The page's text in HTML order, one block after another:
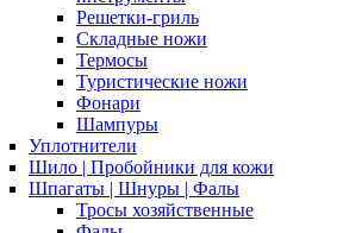
Решетки-гриль
Складные ножи
Термосы
Туристические ножи
Фонари
Шампуры
Уплотнители
Шило | Пробойники для кожи
Шпагаты | Шнуры | Фалы
Тросы хозяйственные